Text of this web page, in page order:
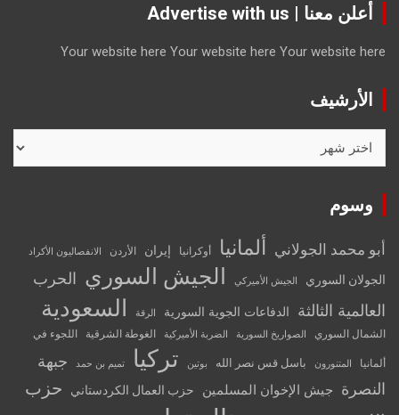
أعلن معنا | Advertise with us
Your website here Your website here Your website here
الأرشيف
وسوم
أبو محمد الجولاني ألمانيا أوكرانيا إيران الأردن الانفصاليون الأكراد
الجولان السوري الجيش الأميركي الجيش السوري الحرب
العالمية الثالثة
الدفاعات الجوية السورية الرقة السعودية
الشمال السوري الصواريخ السورية الضربة الأميركية الغوطة الشرقية اللجوء في
ألمانيا المتنورون باسل قس نصر الله بوتين تركيا تميم بن حمد
جبهة
النصرة
جيش الإخوان المسلمين حزب العمال الكردستاني
حزب